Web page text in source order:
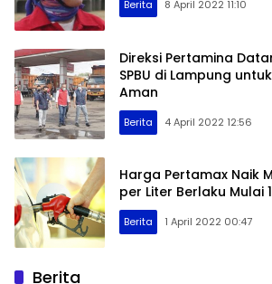
Berita 8 April 2022 11:10
Direksi Pertamina
SPBU di Lampung
Aman
Berita 4 April 2022 12:56
Harga Pertamax Naik
per Liter Berlaku Mulai
Berita 1 April 2022 00:47
Berita